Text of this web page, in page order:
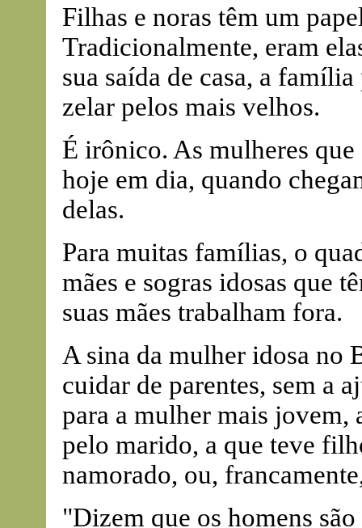
Filhas e noras têm um
Tradicionalmente, eram
sua saída de casa, a
zelar pelos mais velhos.
É irônico. As mulheres
hoje em dia, quando
delas.
Para muitas famílias, o
mães e sogras idosas que
suas mães trabalham fora.
A sina da mulher idosa no
cuidar de parentes, sem a
para a mulher mais jovem,
pelo marido, a que teve
namorado, ou,
"Dizem que os homens